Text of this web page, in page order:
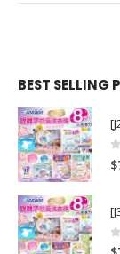
BEST SELLING
0
$
0